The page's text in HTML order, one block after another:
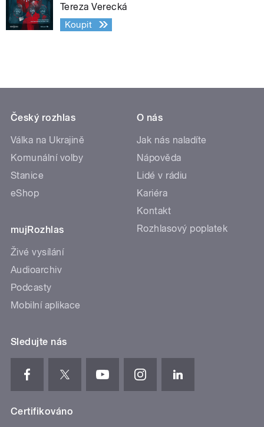
Tereza Verecká
Koupit
Český rozhlas
Válka na Ukrajině
Komunální volby
Stanice
eShop
mujRozhlas
Živé vysílání
Audioarchiv
Podcasty
Mobilní aplikace
O nás
Jak nás naladíte
Nápověda
Lidé v rádiu
Kariéra
Kontakt
Rozhlasový poplatek
Sledujte nás
Certifikováno